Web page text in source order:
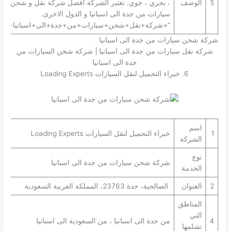
5 الوصف
، بحري ، جوي. تعتبر الشركة افضل شركة نقل و شحن
سيارات من جدة الى اسبانيا و الدول الاخرى.
“+شركة+نقل+شحن+سيارات+من+جدة+الى+اسبانيا+”
شركة شحن سيارات من جدة الى اسبانيا
شركة نقل سيارات من جدة الى اسبانيا | شركة شحن السيارات من
جدة الى اسبانيا
6. خبراء التحميل لنقل السيارات Loading Experts
1
اسم
الشركة
خبراء التحميل لنقل السيارات Loading Experts
نوع
الخدمة
شركة شحن سيارات من جدة الى اسبانيا
2 العنوان الصالحية، جدة 23763، المملكة العربية السعودية
4
المناطق
التي
تشلمها
من جدة الى اسبانيا ، من السعودية الى اسبانيا